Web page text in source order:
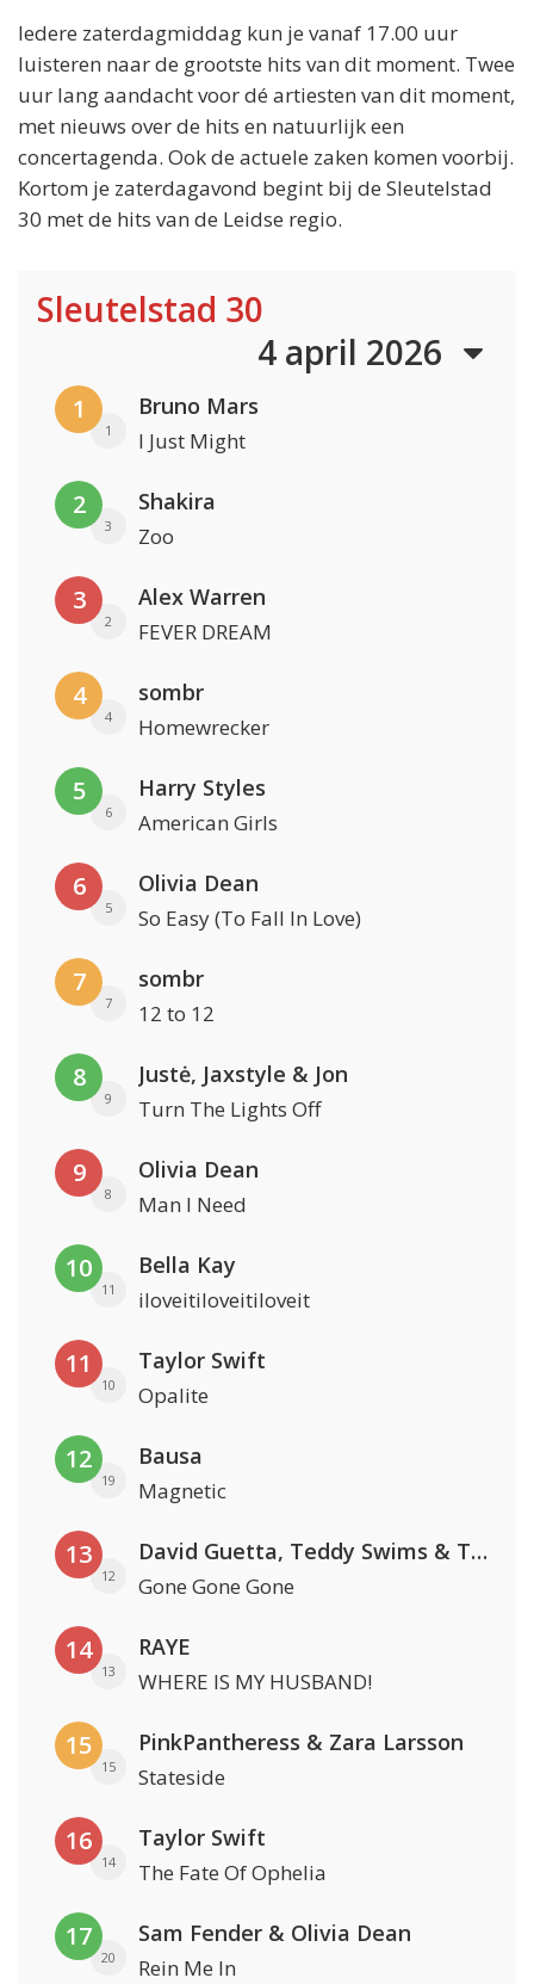
Iedere zaterdagmiddag kun je vanaf 17.00 uur
luisteren naar de grootste hits van dit moment. Twee
uur lang aandacht voor dé artiesten van dit moment,
met nieuws over de hits en natuurlijk een
concertagenda. Ook de actuele zaken komen voorbij.
Kortom je zaterdagavond begint bij de Sleutelstad
30 met de hits van de Leidse regio.
Sleutelstad 30
4 april 2026
1
1
Bruno Mars
I Just Might
2
3
Shakira
Zoo
3
2
Alex Warren
FEVER DREAM
4
4
sombr
Homewrecker
5
6
Harry Styles
American Girls
6
5
Olivia Dean
So Easy (To Fall In Love)
7
7
sombr
12 to 12
8
9
Justė, Jaxstyle & Jon
Turn The Lights Off
9
8
Olivia Dean
Man I Need
10
11
Bella Kay
iloveitiloveitiloveit
11
10
Taylor Swift
Opalite
12
19
Bausa
Magnetic
13
12
David Guetta, Teddy Swims & Tones And I
Gone Gone Gone
14
13
RAYE
WHERE IS MY HUSBAND!
15
15
PinkPantheress & Zara Larsson
Stateside
16
14
Taylor Swift
The Fate Of Ophelia
17
20
Sam Fender & Olivia Dean
Rein Me In